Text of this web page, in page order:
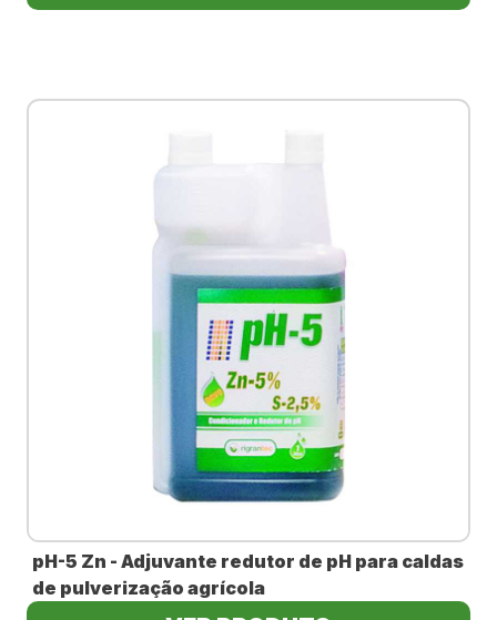
pH-5 Zn - Adjuvante redutor de pH para caldas
de pulverização agrícola